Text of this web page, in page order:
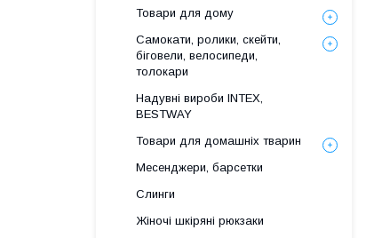
Товари для дому
Самокати, ролики, скейти,
біговели, велосипеди,
толокари
Надувні вироби INTEX,
BESTWAY
Товари для домашніх тварин
Месенджери, барсетки
Слинги
Жіночі шкіряні рюкзаки